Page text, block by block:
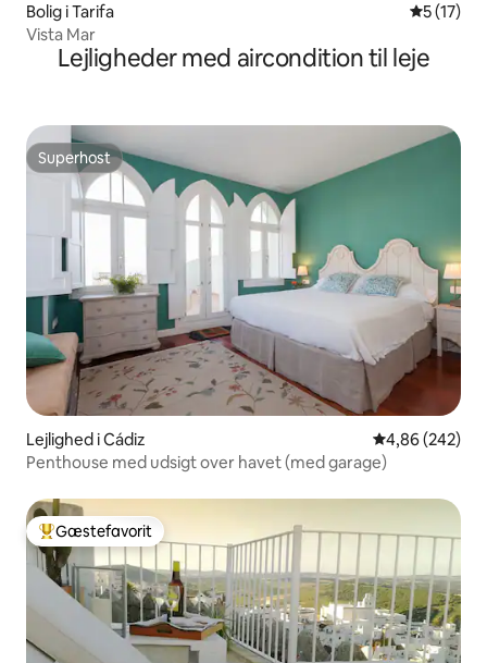
Bolig i Tarifa 5 ud af 5
5 (17)
Vista Mar
Lejligheder med aircondition til leje
Superhost
Superhost
Lejlighed i Cádiz 4,86 ud af 5 i
4,86 (242)
Penthouse med udsigt over havet (med garage)
Bedste gæstefavorit
Gæstefavorit